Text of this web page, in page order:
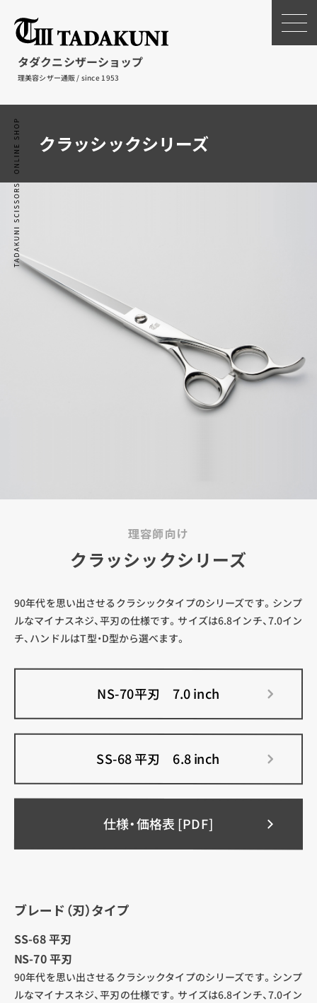
理美容シザー通販 / since 1953
タダクニシザーショップ
クラッシックシリーズ
理容師向け
クラッシックシリーズ
90年代を思い出させるクラシックタイプのシリーズです。シンプ
ルなマイナスネジ、平刃の仕様です。サイズは6.8インチ、7.0イン
チ、ハンドルはT型・D型から選べます。
NS-70平刃 7.0 inch
SS-68 平刃 6.8 inch
仕様・価格表 [PDF]
ブレード（刃）タイプ
SS-68 平刃
NS-70 平刃
90年代を思い出させるクラシックタイプのシリーズです。シンプ
ルなマイナスネジ、平刃の仕様です。サイズは6.8インチ、7.0イン